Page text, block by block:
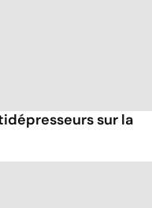
sur la